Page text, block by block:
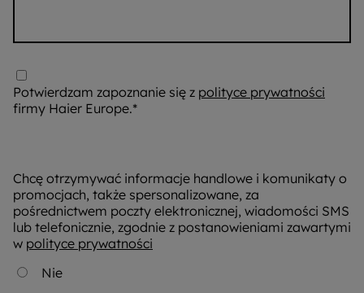
Potwierdzam zapoznanie się z polityce prywatności
firmy Haier Europe.*
Chcę otrzymywać informacje handlowe i komunikaty o
promocjach, także spersonalizowane, za
pośrednictwem poczty elektronicznej, wiadomości SMS
lub telefonicznie, zgodnie z postanowieniami zawartymi
w polityce prywatności
Nie